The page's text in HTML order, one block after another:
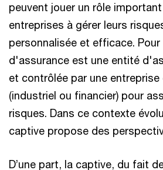
peuvent jouer un rôle
entreprises à gérer leurs
personnalisée et efficace.
d'assurance est une entité
et contrôlée par une entreprise
(industriel ou financier) pour
risques. Dans ce contexte
captive propose des
D’une part, la captive, du fait